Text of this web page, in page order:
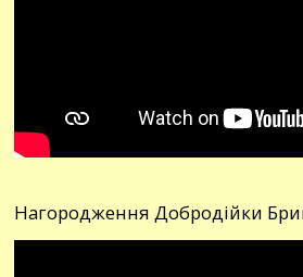
Нагородження Добродійки